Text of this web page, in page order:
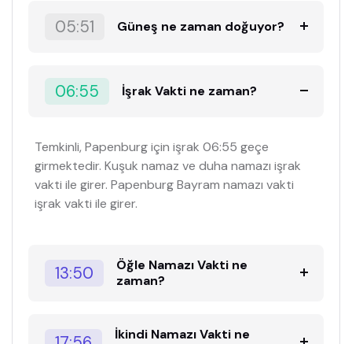
05:51 Güneş ne zaman doğuyor?
06:55 İşrak Vakti ne zaman?
Temkinli, Papenburg için işrak 06:55 geçe
girmektedir. Kuşuk namaz ve duha namazı işrak
vakti ile girer. Papenburg Bayram namazı vakti
işrak vakti ile girer.
13:50
Öğle Namazı Vakti ne
zaman?
İkindi Namazı Vakti ne